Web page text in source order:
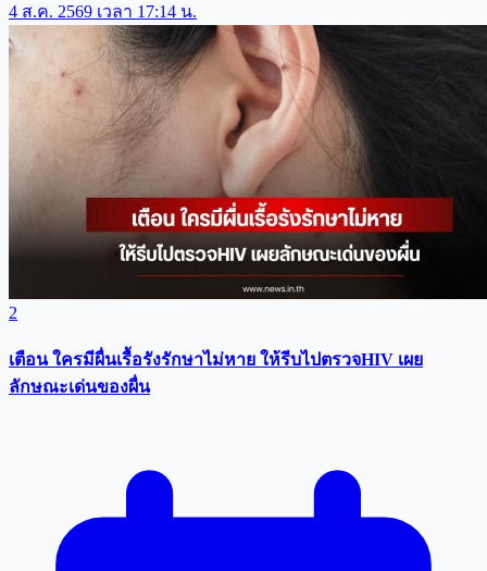
4 ส.ค. 2569 เวลา 17:14 น.
2
เตือน ใครมีผื่นเรื้อรังรักษาไม่หาย ให้รีบไปตรวจHIV เผย
ลักษณะเด่นของผื่น